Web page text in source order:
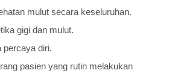
mulut secara keseluruhan.
gigi dan mulut.
percaya diri.
pasien yang rutin melakukan